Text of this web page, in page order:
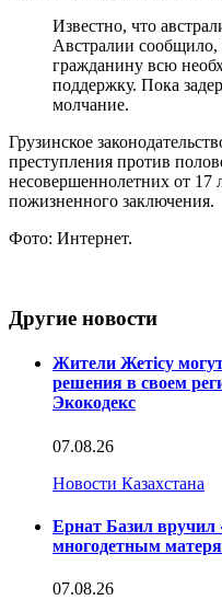
Известно, что
Австралии сообщило,
гражданину всю
поддержку. Пока
молчание.
Грузинское
преступления против
несовершеннолетних от 17
пожизненного заключения.
Фото: Интернет.
Другие новости
Жители Жетісу
решения в своем
Экокодекс
07.08.26
Новости Казахстана
Ернат Базил
многодетным
07.08.26